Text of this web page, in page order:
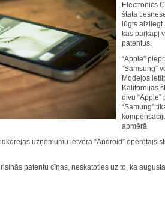
Electronics
štata
lūgts
kas pārkāpj
patentus.
“Apple”
“Samsung”
Modeļos
Kalifornijas
divu
“Samung”
apmērā.
uzņemumu ietvēra “Android”
patentu cīņas, neskatoties uz to, ka